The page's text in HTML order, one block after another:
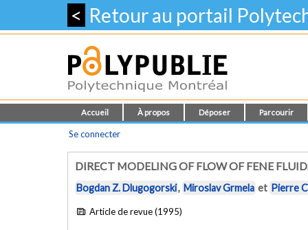
< Retour au portail
Accueil À propos Déposer Parcourir
Se connecter
DIRECT MODELING OF FLOW OF FENE
Bogdan Z. Dlugogorski, Miroslav Grmela et Pierre
Article de revue (1995)